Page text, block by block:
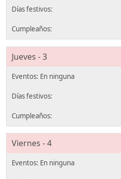
Jueves - 3
Viernes - 4